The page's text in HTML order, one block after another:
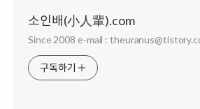
소인배(小人輩).com
Since 2008 e-mail :
구독하기